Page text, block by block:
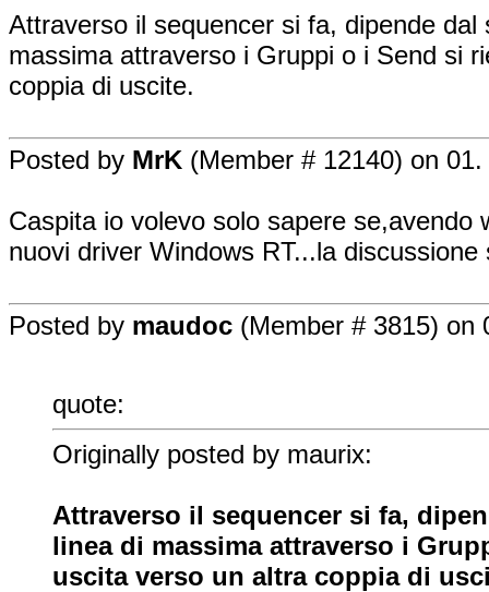
Attraverso il sequencer si fa, dipende
massima attraverso i Gruppi o i Send si
coppia di uscite.
Posted by MrK (Member # 12140) on
Caspita io volevo solo sapere
nuovi driver Windows RT...la
Posted by maudoc (Member # 3815) on
quote:
Originally posted by maurix:
Attraverso il sequencer si fa,
linea di massima attraverso i
uscita verso un altra coppia di